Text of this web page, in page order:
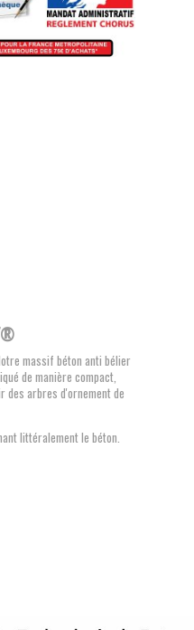
®
massif béton anti bélier
de manière compact,
des arbres d'ornement de
littéralement le béton.